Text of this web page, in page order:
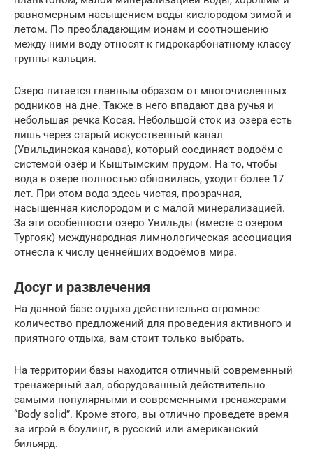
равномерным насыщением воды кислородом зимой и
летом. По преобладающим ионам и соотношению
между ними воду относят к гидрокарбонатному классу
группы кальция.
Озеро питается главным образом от многочисленных
родников на дне. Также в него впадают два ручья и
небольшая речка Косая. Небольшой сток из озера есть
лишь через старый искусственный канал
(Увильдинская канава), который соединяет водоём с
системой озёр и Кыштымским прудом. На то, чтобы
вода в озере полностью обновилась, уходит более 17
лет. При этом вода здесь чистая, прозрачная,
насыщенная кислородом и с малой минерализацией.
За эти особенности озеро Увильды (вместе с озером
Тургояк) международная лимнологическая ассоциация
отнесла к числу ценнейших водоёмов мира.
Досуг и развлечения
На данной базе отдыха действительно огромное
количество предложений для проведения активного и
приятного отдыха, вам стоит только выбрать.
На территории базы находится отличный современный
тренажерный зал, оборудованный действительно
самыми популярными и современными тренажерами
“Body solid”. Кроме этого, вы отлично проведете время
за игрой в боулинг, в русский или американский
бильярд.